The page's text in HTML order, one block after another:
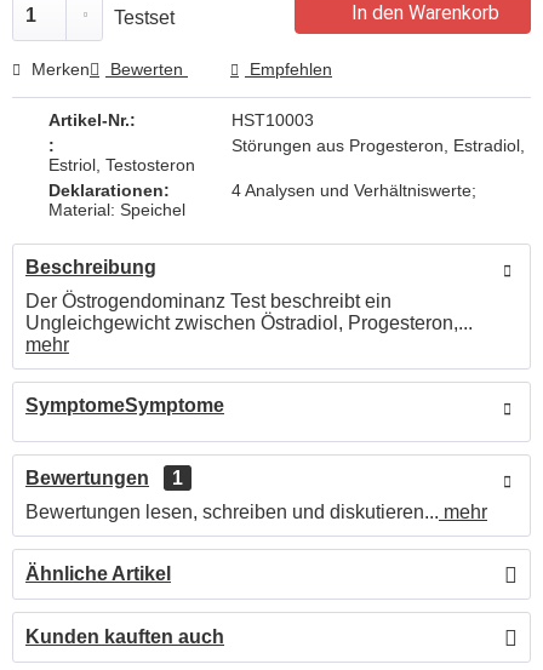
Testset In den Warenkorb
Merken Bewerten Empfehlen
Artikel-Nr.:
HST10003
:
Störungen aus Progesteron, Estradiol,
Estriol, Testosteron
Deklarationen:
4 Analysen und Verhältniswerte;
Material: Speichel
Beschreibung
Der Östrogendominanz Test beschreibt ein
Ungleichgewicht zwischen Östradiol, Progesteron,...
mehr
SymptomeSymptome
Bewertungen
1
Bewertungen lesen, schreiben und diskutieren... mehr
Ähnliche Artikel
Kunden kauften auch